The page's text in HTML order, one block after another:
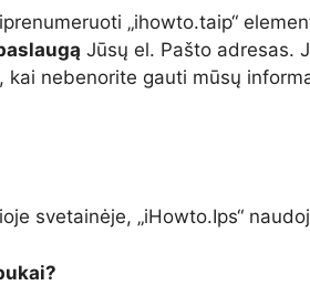
„ihowto.taip“
Jūsų el. Pašto adresas.
kai nebenorite gauti mūsų
svetainėje, „iHowto.Ips“